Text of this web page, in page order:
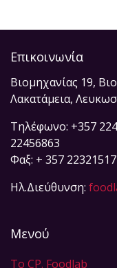
Επικοινωνία
Βιομηχανίας 19,
Λακατάμεια,
Τηλέφωνο: +357
22456863
Φαξ: + 357 22321517
Ηλ.Διεύθυνση:
Μενού
Το CP. Foodlab